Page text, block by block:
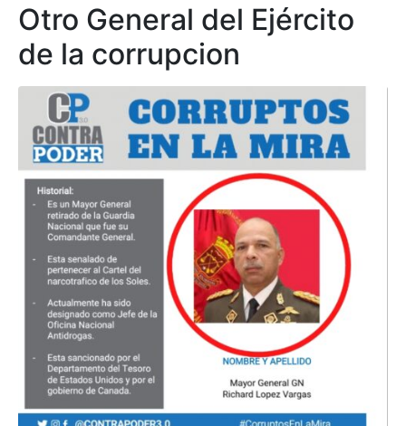
Otro General del Ejército
de la corrupcion